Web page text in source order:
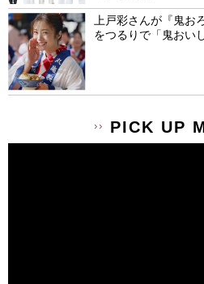
上戸彩さんが『鬼お
をつるりで「鬼おい
PICK UP